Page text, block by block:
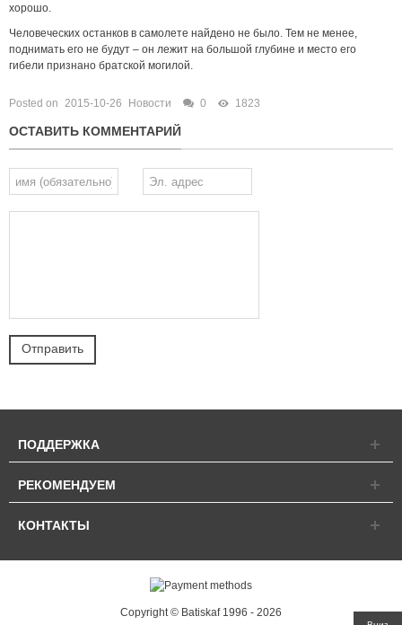
хорошо.
Человеческих останков в самолете найдено не было. Тем не менее,
поднимать его не будут – он лежит на большой глубине и место его
гибели признано братской могилой.
Posted on 2015-10-26 Новости 0 1823
ОСТАВИТЬ КОММЕНТАРИЙ
ПОДДЕРЖКА
РЕКОМЕНДУЕМ
КОНТАКТЫ
Copyright © Batiskaf 1996 - 2026